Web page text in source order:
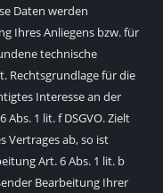
Daten werden
Ihres Anliegens bzw. für
technische
Rechtsgrundlage für die
Interesse an der
1 lit. f DSGVO. Zielt
Vertrages ab, so ist
Art. 6 Abs. 1 lit. b
Bearbeitung Ihrer